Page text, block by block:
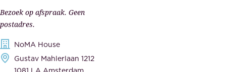
i
j
s
l
Bezoek op afspraak. Geen
postadres.
NoMA House
Gustav Mahlerlaan 1212